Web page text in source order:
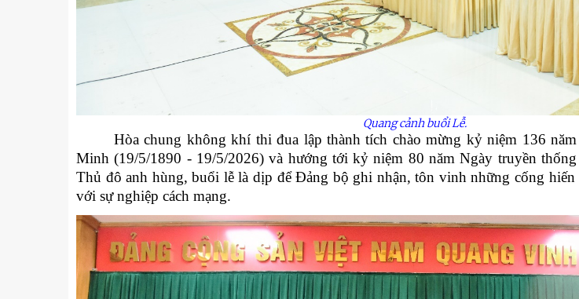
Quang cảnh buổi Lễ.
Hòa chung không khí thi đua lập thành tích chào mừng kỷ niệm 136
Minh (19/5/1890 - 19/5/2026) và hướng tới kỷ niệm 80 năm Ngày truyền
Thủ đô anh hùng, buổi lễ là dịp để Đảng bộ ghi nhận, tôn vinh những cống hiến
với sự nghiệp cách mạng.
Tiểu đoàn Thiết giáp SSCĐ cao
trong dịp Tết Nguyên đán
Bộ Tư lệnh Thủ đô và các tổ chức
chính trị-xã hội thành phố Hà Nội
thăm, động viên chiến sĩ mới
Hương